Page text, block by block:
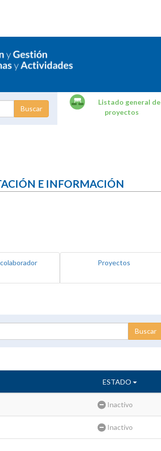
Listado general de
proyectos
E INFORMACIÓN
Proyectos
ESTADO
Inactivo
Inactivo